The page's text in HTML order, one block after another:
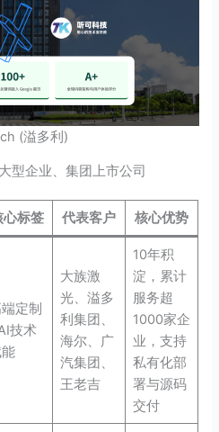
(溢多利)
企业、集团上市公司
心标签 代表客户 核心优势
定制
技术
大族激
光、溢多
利集团、
海尔、广
汽集团、
王老吉
10年积
淀，累计
服务超
1000家企
业，支持
私有化部
署与源码
交付